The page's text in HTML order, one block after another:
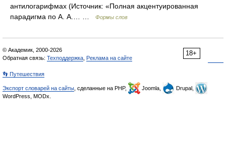
антилогарифмах (Источник: «Полная акцентуированная
парадигма по А. А.… …
Формы слов
18+
© Академик, 2000-2026
Обратная связь: Техподдержка Реклама на сайте
👣 Путешествия
Экспорт словарей на сайты , сделанные на PHP, Joomla,
Drupal,
WordPress, MODx.